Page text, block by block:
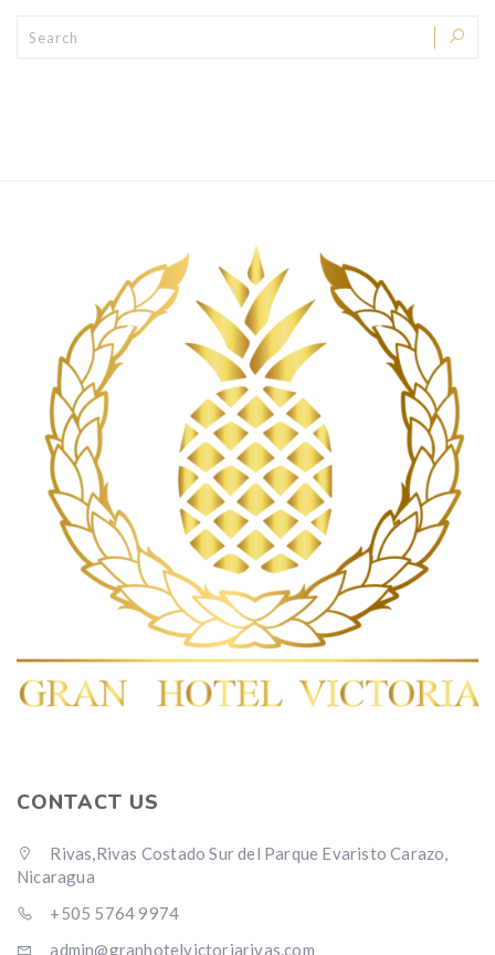
CONTACT US
Rivas,Rivas Costado Sur del Parque Evaristo Carazo,
Nicaragua
+505 5764 9974
admin@granhotelvictoriarivas.com